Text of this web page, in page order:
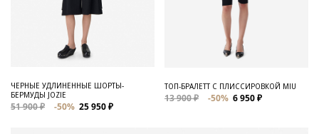
ЧЕРНЫЕ УДЛИНЕННЫЕ ШОРТЫ-
БЕРМУДЫ JOZIE
51 900 ₽ -50% 25 950 ₽
ТОП-БРАЛЕТТ С ПЛИССИРОВКОЙ MIU
13 900 ₽ -50% 6 950 ₽